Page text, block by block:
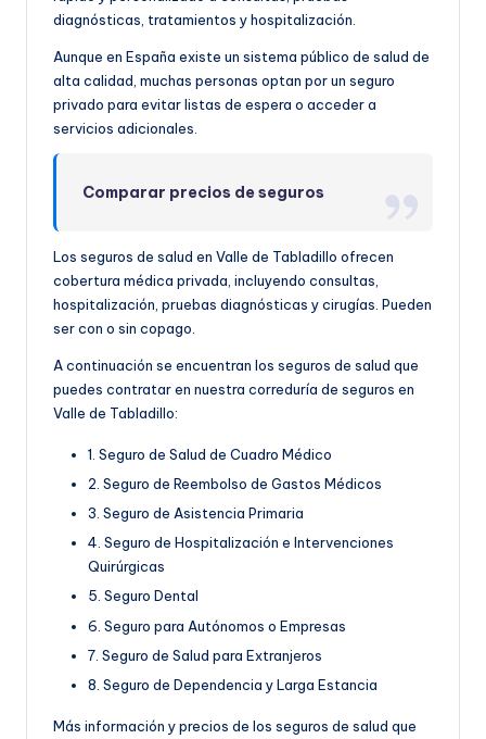
diagnósticas, tratamientos y hospitalización.
Aunque en España existe un sistema público de salud de
alta calidad, muchas personas optan por un seguro
privado para evitar listas de espera o acceder a
servicios adicionales.
Comparar precios de seguros
Los seguros de salud en Valle de Tabladillo ofrecen
cobertura médica privada, incluyendo consultas,
hospitalización, pruebas diagnósticas y cirugías. Pueden
ser con o sin copago.
A continuación se encuentran los seguros de salud que
puedes contratar en nuestra correduría de seguros en
Valle de Tabladillo:
1. Seguro de Salud de Cuadro Médico
2. Seguro de Reembolso de Gastos Médicos
3. Seguro de Asistencia Primaria
4. Seguro de Hospitalización e Intervenciones
Quirúrgicas
5. Seguro Dental
6. Seguro para Autónomos o Empresas
7. Seguro de Salud para Extranjeros
8. Seguro de Dependencia y Larga Estancia
Más información y precios de los seguros de salud que